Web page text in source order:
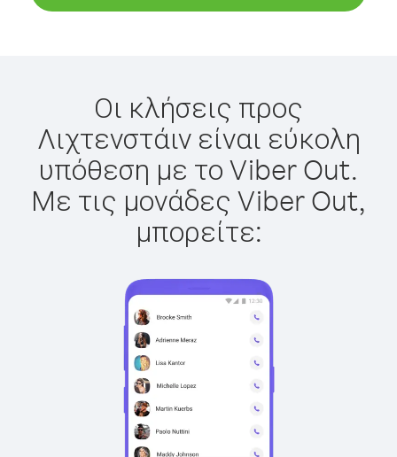
Οι κλήσεις προς
Λιχτενστάιν είναι εύκολη
υπόθεση με το Viber Out.
Με τις μονάδες Viber Out,
μπορείτε: